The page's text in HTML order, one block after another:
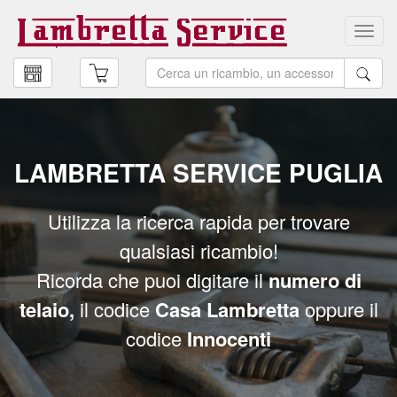
LAMBRETTA SERVICE PUGLIA
Utilizza la ricerca rapida per trovare
qualsiasi ricambio!
Ricorda che puoi digitare ilnumero di
telaio, il codiceCasa Lambrettaoppure il
codiceInnocenti
LAMBRETTA SERVICE PUGLIA
Utilizza la ricerca rapida per trovare
qualsiasi ricambio!
Ricorda che puoi digitare ilnumero di
telaio, il codiceCasa Lambrettaoppure il
codiceInnocenti